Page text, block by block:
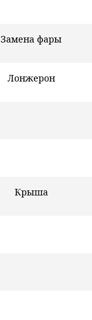
Замена фары
Лонжерон
Крыша